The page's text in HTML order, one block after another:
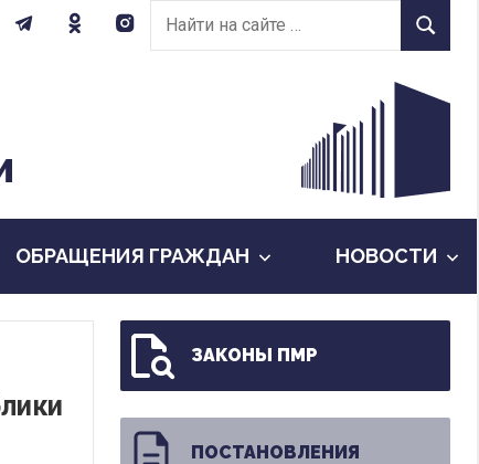
Найти
на
Найти
ОБРАЩЕНИЯ ГРАЖДАН НОВОСТИ
ЗАКОНЫ ПМР
ПОСТАНОВЛЕНИЯ